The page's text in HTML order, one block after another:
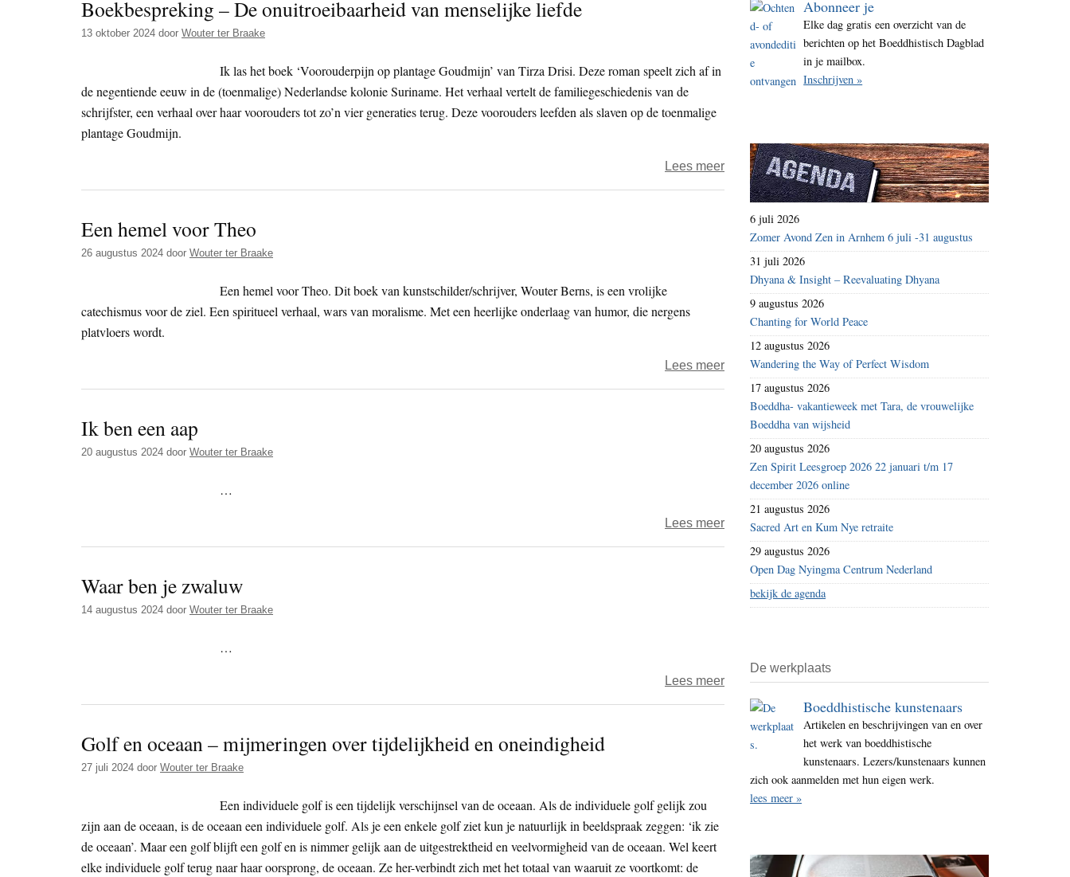
i
t
Boekbespreking – De onuitroeibaarheid van menselijke liefde
13 oktober 2024 door Wouter ter Braake
Ik las het boek ‘Voorouderpijn op plantage Goudmijn’ van Tirza Drisi. Deze roman speelt zich af in
de negentiende eeuw in de (toenmalige) Nederlandse kolonie Suriname. Het verhaal vertelt de familiegeschiedenis van de
schrijfster, een verhaal over haar voorouders tot zo’n vier generaties terug. Deze voorouders leefden als slaven op de toenmalige
plantage Goudmijn.
Lees meerover
Boekbespreking
onuitroeibaarheid
menselijke
liefde
Een hemel voor Theo
26 augustus 2024 door Wouter ter Braake
Een hemel voor Theo. Dit boek van kunstschilder/schrijver, Wouter Berns, is een vrolijke
catechismus voor de ziel. Een spiritueel verhaal, wars van moralisme. Met een heerlijke onderlaag van humor, die nergens
platvloers wordt.
Lees meerover
hemel
Theo
Ik ben een aap
20 augustus 2024 door Wouter ter Braake
…
Lees meerover
Waar ben je zwaluw
14 augustus 2024 door Wouter ter Braake
…
Lees meerover
Waar
Golf en oceaan – mijmeringen over tijdelijkheid en oneindigheid
27 juli 2024 door Wouter ter Braake
Een individuele golf is een tijdelijk verschijnsel van de oceaan. Als de individuele golf gelijk zou
zijn aan de oceaan, is de oceaan een individuele golf. Als je een enkele golf ziet kun je natuurlijk in beeldspraak zeggen: ‘ik zie
de oceaan’. Maar een golf blijft een golf en is nimmer gelijk aan de uitgestrektheid en veelvormigheid van de oceaan. Wel keert
elke individuele golf terug naar haar oorsprong, de oceaan. Ze her-verbindt zich met het totaal van waaruit ze voortkomt: de
Abonneer je
Elke dag gratis een overzicht van de
berichten op het Boeddhistisch Dagblad
in je mailbox.
Inschrijven »
6 juli 2026
Zomer Avond Zen in Arnhem 6 juli -31 augustus
31 juli 2026
Dhyana & Insight – Reevaluating Dhyana
9 augustus 2026
Chanting for World Peace
12 augustus 2026
Wandering the Way of Perfect Wisdom
17 augustus 2026
Boeddha- vakantieweek met Tara, de vrouwelijke
Boeddha van wijsheid
20 augustus 2026
Zen Spirit Leesgroep 2026 22 januari t/m 17
december 2026 online
21 augustus 2026
Sacred Art en Kum Nye retraite
29 augustus 2026
Open Dag Nyingma Centrum Nederland
bekijk de agenda
De werkplaats
Boeddhistische kunstenaars
Artikelen en beschrijvingen van en over
het werk van boeddhistische
kunstenaars. Lezers/kunstenaars kunnen
zich ook aanmelden met hun eigen werk.
lees meer »